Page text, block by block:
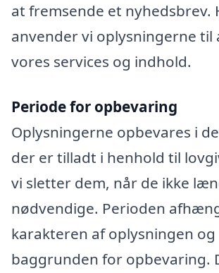
at fremsende et nyhedsbrev.
anvender vi oplysningerne til
vores services og indhold.
Periode for opbevaring
Oplysningerne opbevares i
der er tilladt i henhold til
vi sletter dem, når de ikke
nødvendige. Perioden
karakteren af oplysningen og
baggrunden for opbevaring.